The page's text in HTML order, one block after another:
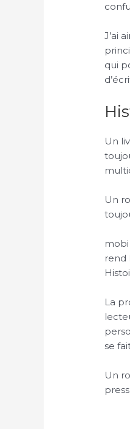
J’ai
qui
Un
Un
rend
La
se
Un